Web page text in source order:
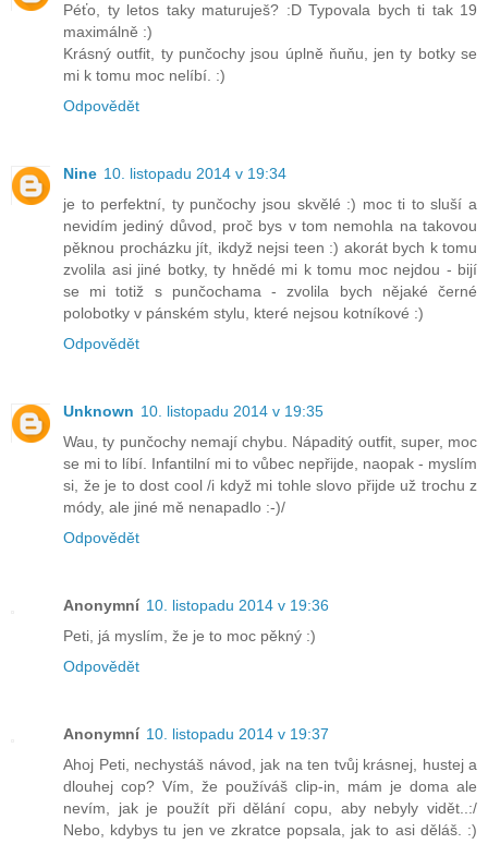
Péťo, ty letos taky maturuješ? :D Typovala bych ti tak 19
maximálně :)
Krásný outfit, ty punčochy jsou úplně ňuňu, jen ty botky se
mi k tomu moc nelíbí. :)
Odpovědět
Nine 10. listopadu 2014 v 19:34
je to perfektní, ty punčochy jsou skvělé :) moc ti to sluší a
nevidím jediný důvod, proč bys v tom nemohla na takovou
pěknou procházku jít, ikdyž nejsi teen :) akorát bych k tomu
zvolila asi jiné botky, ty hnědé mi k tomu moc nejdou - bijí
se mi totiž s punčochama - zvolila bych nějaké černé
polobotky v pánském stylu, které nejsou kotníkové :)
Odpovědět
Unknown 10. listopadu 2014 v 19:35
Wau, ty punčochy nemají chybu. Nápaditý outfit, super, moc
se mi to líbí. Infantilní mi to vůbec nepřijde, naopak - myslím
si, že je to dost cool /i když mi tohle slovo přijde už trochu z
módy, ale jiné mě nenapadlo :-)/
Odpovědět
Anonymní 10. listopadu 2014 v 19:36
Peti, já myslím, že je to moc pěkný :)
Odpovědět
Anonymní 10. listopadu 2014 v 19:37
Ahoj Peti, nechystáš návod, jak na ten tvůj krásnej, hustej a
dlouhej cop? Vím, že používáš clip-in, mám je doma ale
nevím, jak je použít při dělání copu, aby nebyly vidět..:/
Nebo, kdybys tu jen ve zkratce popsala, jak to asi děláš. :)